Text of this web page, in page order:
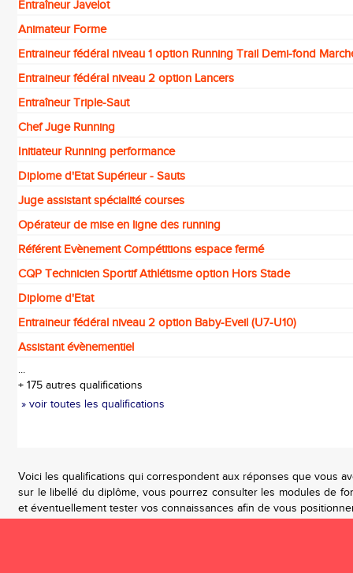
Entraîneur Javelot
Animateur Forme
Entraineur fédéral niveau 1 option Running Trail Demi-fond
Entraineur fédéral niveau 2 option Lancers
Entraîneur Triple-Saut
Chef Juge Running
Initiateur Running performance
Diplome d'Etat Supérieur - Sauts
Juge assistant spécialité courses
Opérateur de mise en ligne des running
Référent Evènement Compétitions espace fermé
CQP Technicien Sportif Athlétisme option Hors Stade
Diplome d'Etat
Entraineur fédéral niveau 2 option Baby-Eveil (U7-U10)
Assistant évènementiel
...
+ 175 autres qualifications
» voir toutes les qualifications
Voici les qualifications qui correspondent aux réponses que vous
sur le libellé du diplôme, vous pourrez consulter les modules de
et éventuellement tester vos connaissances afin de vous